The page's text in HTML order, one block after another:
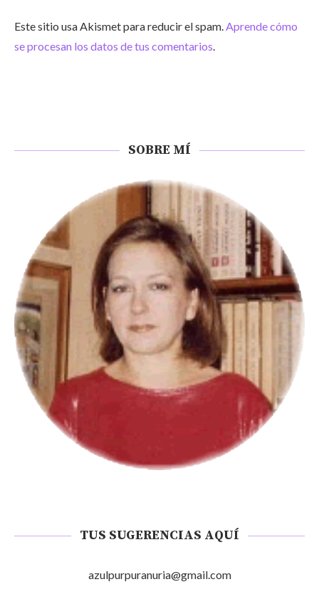
Este sitio usa Akismet para reducir el spam.Aprende cómo
se procesan los datos de tus comentarios.
SOBRE MÍ
TUS SUGERENCIAS AQUÍ
azulpurpuranuria@gmail.com